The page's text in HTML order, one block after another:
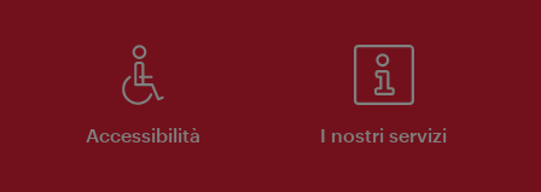
Accessibilità I nostri servizi